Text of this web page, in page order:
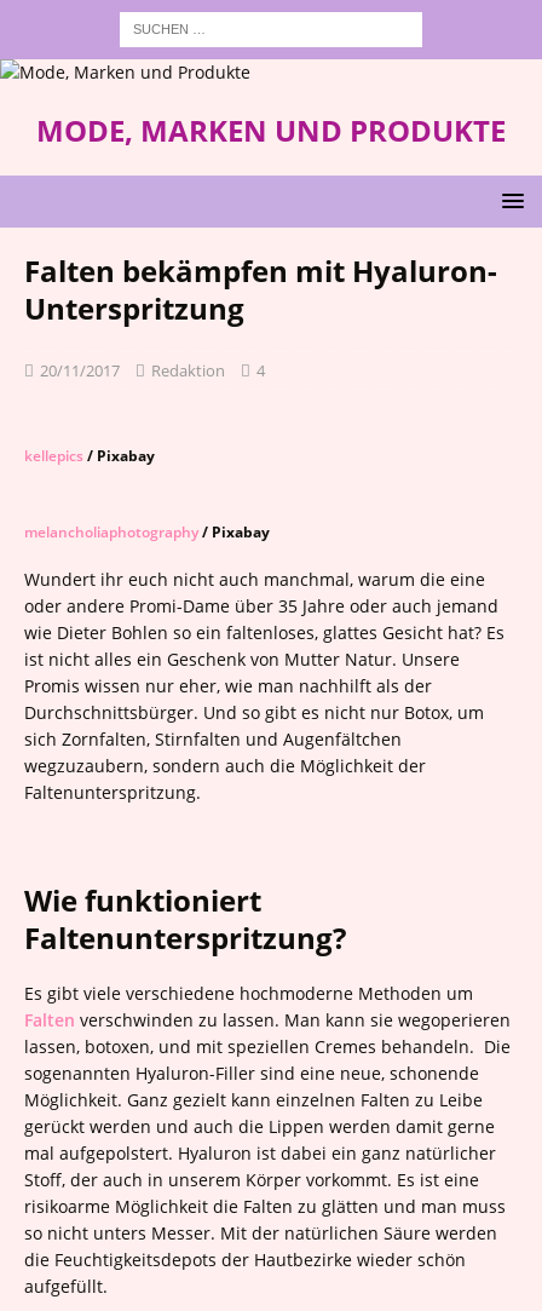
MODE, MARKEN UND PRODUKTE
Falten bekämpfen mit Hyaluron-
Unterspritzung
20/11/2017 Redaktion 4
kellepics/ Pixabay
melancholiaphotography/ Pixabay
Wundert ihr euch nicht auch manchmal, warum die eine
oder andere Promi-Dame über 35 Jahre oder auch jemand
wie Dieter Bohlen so ein faltenloses, glattes Gesicht hat? Es
ist nicht alles ein Geschenk von Mutter Natur. Unsere
Promis wissen nur eher, wie man nachhilft als der
Durchschnittsbürger. Und so gibt es nicht nur Botox, um
sich Zornfalten, Stirnfalten und Augenfältchen
wegzuzaubern, sondern auch die Möglichkeit der
Faltenunterspritzung.
Wie funktioniert
Faltenunterspritzung?
Es gibt viele verschiedene hochmoderne Methoden um
Falten verschwinden zu lassen. Man kann sie wegoperieren
lassen, botoxen, und mit speziellen Cremes behandeln. Die
sogenannten Hyaluron-Filler sind eine neue, schonende
Möglichkeit. Ganz gezielt kann einzelnen Falten zu Leibe
gerückt werden und auch die Lippen werden damit gerne
mal aufgepolstert. Hyaluron ist dabei ein ganz natürlicher
Stoff, der auch in unserem Körper vorkommt. Es ist eine
risikoarme Möglichkeit die Falten zu glätten und man muss
so nicht unters Messer. Mit der natürlichen Säure werden
die Feuchtigkeitsdepots der Hautbezirke wieder schön
aufgefüllt.